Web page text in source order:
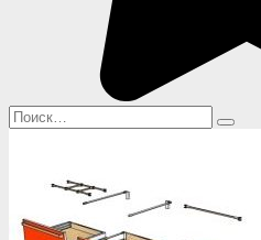
Search
for: